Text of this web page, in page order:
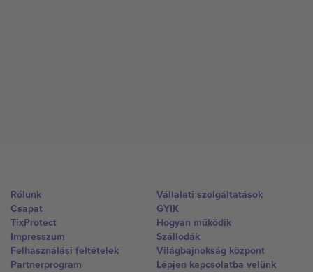
Rólunk
Csapat
TixProtect
Impresszum
Felhasználási feltételek
Partnerprogram
Vállalati szolgáltatások
GYIK
Hogyan működik
Szállodák
Világbajnokság központ
Lépjen kapcsolatba velünk